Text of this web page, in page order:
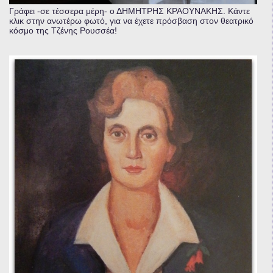
Γράφει -σε τέσσερα μέρη- ο ΔΗΜΗΤΡΗΣ ΚΡΑΟΥΝΑΚΗΣ. Κάντε
κλικ στην ανωτέρω φωτό, για να έχετε πρόσβαση στον θεατρικό
κόσμο της Τζένης Ρουσσέα!